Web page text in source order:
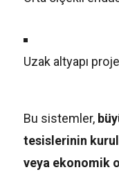
Uzak altyapı
Bu sistemler,
tesislerinin
veya ekonomik